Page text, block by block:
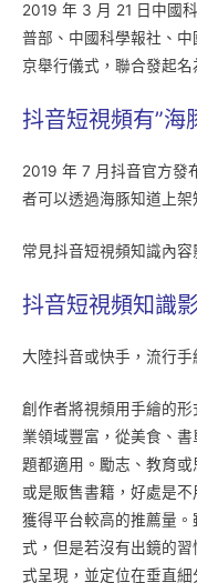
2019 年 3 月 21 日中國
普部、中國科學報社、
京舉行儀式，聯合發起名
抖音短視頻有”海
2019 年 7 月抖音官方發
者可以透過海豚知道上架
常見抖音短視頻知識內
抖音短視頻知識
大陸抖音或快手，流行手
創作者將視頻用手繪的
業領域豐富，從美食、
題都適用。勵志、教育
或是販售書籍，好處是
獲得平台較高的推薦量
式，但是若沒有出鏡的
式呈現，並定位在垂直細